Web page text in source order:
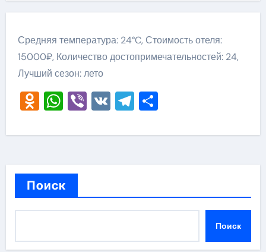
Средняя температура: 24°C, Стоимость отеля:
15000₽, Количество достопримечательностей: 24,
Лучший сезон: лето
Odnoklassniki
WhatsApp
Viber
VKTelegram
Отправить
Поиск
Поиск